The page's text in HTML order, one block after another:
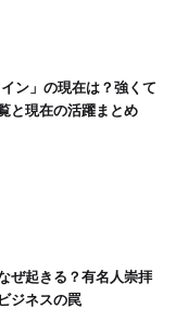
と現在の活躍まとめ
ジネスの罠